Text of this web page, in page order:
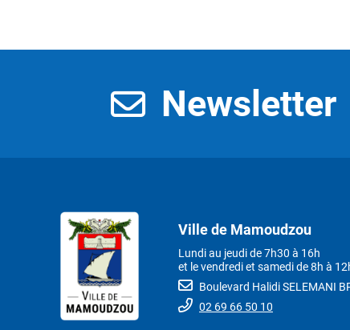
Newsletter
Ville de Mamoudzou
Lundi au jeudi de 7h30 à 16h
et le vendredi et samedi de 8h à
Boulevard Halidi SELEMANI
02 69 66 50 10